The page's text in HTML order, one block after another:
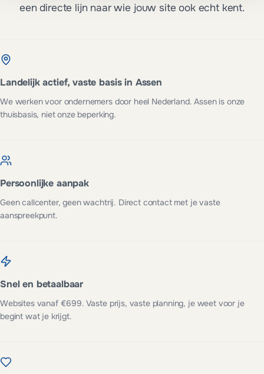
een directe lijn naar wie jouw site ook echt kent.
Landelijk actief, vaste basis in Assen
We werken voor ondernemers door heel Nederland. Assen is onze
thuisbasis, niet onze beperking.
Persoonlijke aanpak
Geen callcenter, geen wachtrij. Direct contact met je vaste
aanspreekpunt.
Snel en betaalbaar
Websites vanaf €699. Vaste prijs, vaste planning, je weet voor je
begint wat je krijgt.